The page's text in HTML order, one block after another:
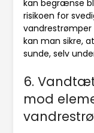
kan begrænse
risikoen for
kan man sikre,
sunde, selv
6.
mod